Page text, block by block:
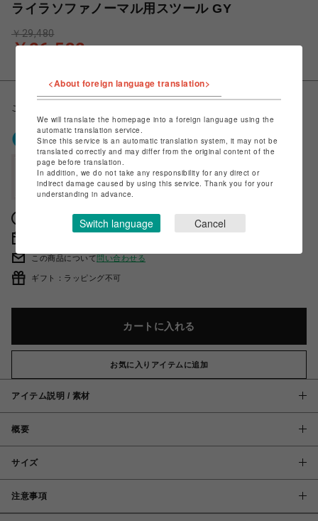
ライラソファノーマル用スツール GY
￥26,532
￥29,480
こちらの色は受注生産により90日間のリードタイムをいただきます。
ポケパル払いで 0〜0 ポイント
（1P=1円）※キャンペーン分除く
会員登録後、ポケパル払い初回登録&利用で
最大1,500円分ポイント進呈
獲得ポイントの確認方法は
この商品について問い合わせる
ギフト：ラッピング不可
カートに入れる
お気に入りアイテムに追加
アイテム説明 / 素材
概要
サイズ
注意事項
<About foreign language translation>
We will translate the homepage into a foreign language using the
automatic translation service.
Since this service is an automatic translation system, it may not be
translated correctly and may differ from the original content of the
page before translation.
In addition, we do not take any responsibility for any direct or
indirect damage caused by using this service. Thank you for your
understanding in advance.
Switch language Cancel